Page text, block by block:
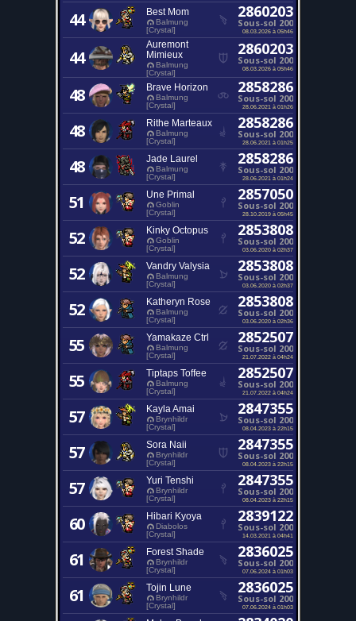
44 Best Mom
Balmung
[Crystal]
2860203
Sous-sol 200
08.03.2026 à 05h46
44
Auremont
Mimieux
Balmung
[Crystal]
2860203
Sous-sol 200
08.03.2026 à 05h46
48 Brave Horizon
Balmung
[Crystal]
2858286
Sous-sol 200
28.06.2021 à 01h26
48 Rithe Marteaux
Balmung
[Crystal]
2858286
Sous-sol 200
28.06.2021 à 01h25
48 Jade Laurel
Balmung
[Crystal]
2858286
Sous-sol 200
28.06.2021 à 01h24
51 Une Primal
Goblin
[Crystal]
2857050
Sous-sol 200
28.10.2019 à 05h45
52 Kinky Octopus
Goblin
[Crystal]
2853808
Sous-sol 200
03.06.2020 à 02h37
52 Vandry Valysia
Balmung
[Crystal]
2853808
Sous-sol 200
03.06.2020 à 02h37
52 Katheryn Rose
Balmung
[Crystal]
2853808
Sous-sol 200
03.06.2020 à 02h36
55 Yamakaze Ctrl
Balmung
[Crystal]
2852507
Sous-sol 200
21.07.2022 à 04h24
55 Tiptaps Toffee
Balmung
[Crystal]
2852507
Sous-sol 200
21.07.2022 à 04h24
57 Kayla Amai
Brynhildr
[Crystal]
2847355
Sous-sol 200
08.04.2023 à 22h15
57 Sora Naii
Brynhildr
[Crystal]
2847355
Sous-sol 200
08.04.2023 à 22h15
57 Yuri Tenshi
Brynhildr
[Crystal]
2847355
Sous-sol 200
08.04.2023 à 22h15
60 Hibari Kyoya
Diabolos
[Crystal]
2839122
Sous-sol 200
14.03.2021 à 04h41
61 Forest Shade
Brynhildr
[Crystal]
2836025
Sous-sol 200
07.06.2024 à 01h03
61 Tojin Lune
Brynhildr
[Crystal]
2836025
Sous-sol 200
07.06.2024 à 01h03